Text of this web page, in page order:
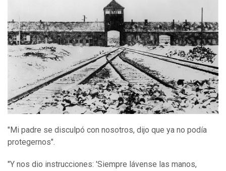
"Mi padre se disculpó con nosotros, dijo que ya no podía
protegernos".
"Y nos dio instrucciones: 'Siempre lávense las manos,